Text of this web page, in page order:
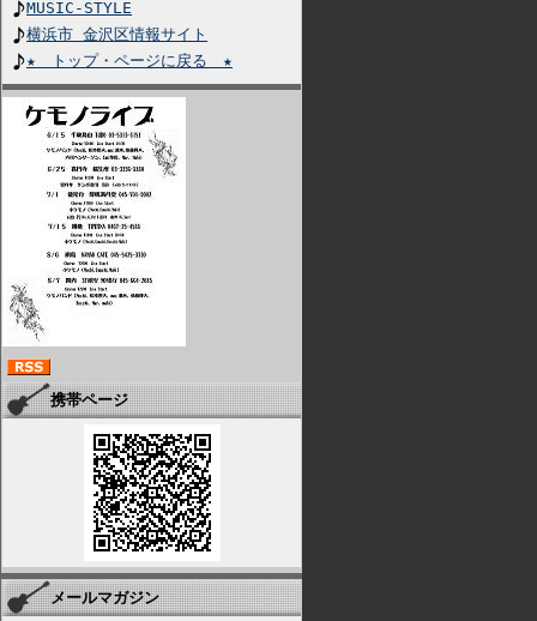
MUSIC-STYLE
横浜市 金沢区情報サイト
★ トップ・ページに戻る ★
携帯ページ
メールマガジン